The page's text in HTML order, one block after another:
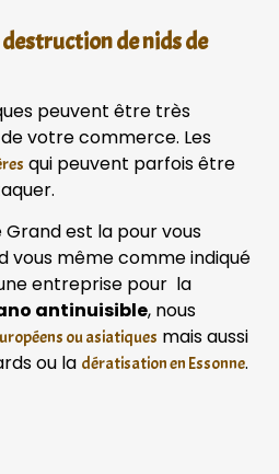
de nids de
peuvent être très
votre commerce. Les
qui peuvent parfois être
est la pour vous
vous même comme indiqué
entreprise pour la
antinuisible, nous
ou asiatiques mais aussi
ou la dératisation en Essonne.